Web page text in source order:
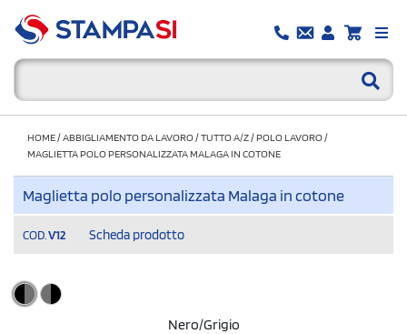
HOME/ABBIGLIAMENTO DA LAVORO/TUTTO A/Z/POLO LAVORO/
MAGLIETTA POLO PERSONALIZZATA MALAGA IN COTONE
Maglietta polo personalizzata Malaga in cotone
COD. V12 Scheda prodotto
Nero/Grigio